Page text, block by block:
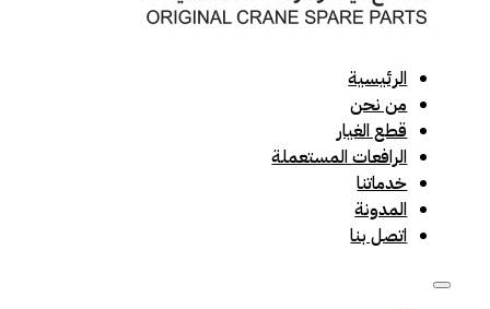
الرئيسية
من نحن
قطع الغيار
الرافعات المستعملة
خدماتنا
المدونة
اتصل بنا